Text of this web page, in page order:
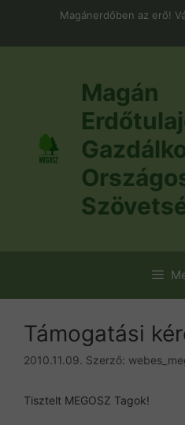
Magánerdőben az erő!
Magán
Támogatási
2010.11.09. Szerző:
Tisztelt MEGOSZ Tagok!